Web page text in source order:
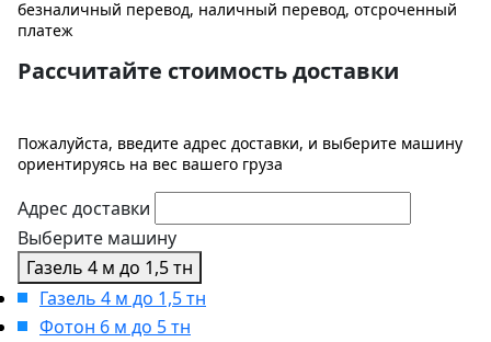
безналичный перевод, наличный перевод, отсроченный
платеж
Рассчитайте стоимость доставки
Пожалуйста, введите адрес доставки, и выберите машину
ориентируясь на вес вашего груза
Адрес доставки
Выберите машину
Газель 4 м до 1,5 тн
Газель 4 м до 1,5 тн
Фотон 6 м до 5 тн